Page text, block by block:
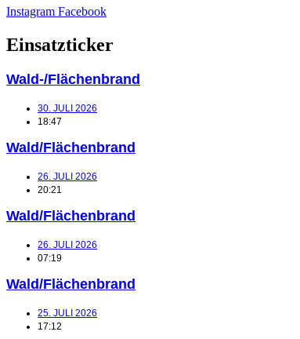
Instagram Facebook
Einsatzticker
Wald-/Flächenbrand
30. JULI 2026
18:47
Wald/Flächenbrand
26. JULI 2026
20:21
Wald/Flächenbrand
26. JULI 2026
07:19
Wald/Flächenbrand
25. JULI 2026
17:12